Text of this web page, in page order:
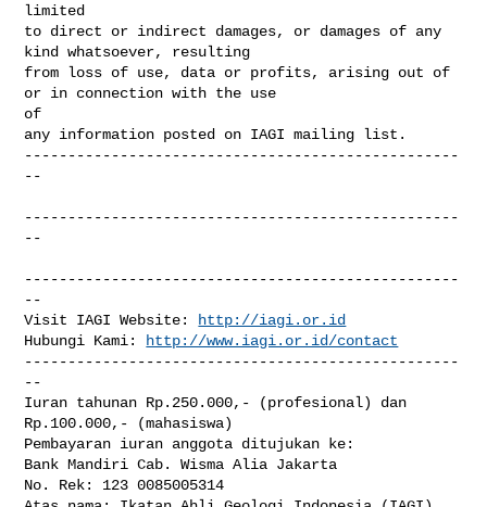
limited
to direct or indirect damages, or damages of any
kind whatsoever, resulting
from loss of use, data or profits, arising out of
or in connection with the use
of
any information posted on IAGI mailing list.
--------------------------------------------------
--
--------------------------------------------------
--
--------------------------------------------------
--
Visit IAGI Website:
http://iagi.or.id
Hubungi Kami:
http://www.iagi.or.id/contact
--------------------------------------------------
--
Iuran tahunan Rp.250.000,- (profesional) dan
Rp.100.000,- (mahasiswa)
Pembayaran iuran anggota ditujukan ke:
Bank Mandiri Cab. Wisma Alia Jakarta
No. Rek: 123 0085005314